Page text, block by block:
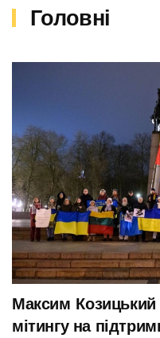
Головні
Максим Козицький
мітингу на